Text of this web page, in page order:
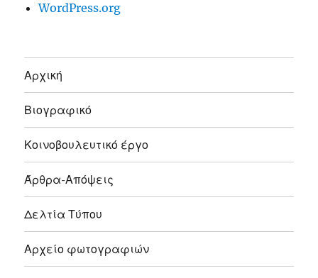
WordPress.org
Αρχική
Βιογραφικό
Κοινοβουλευτικό έργο
Άρθρα-Απόψεις
Δελτία Τύπου
Αρχείο φωτογραφιών